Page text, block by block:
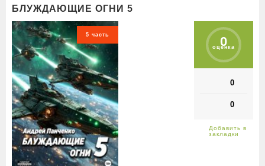
БЛУЖДАЮЩИЕ ОГНИ 5
5 часть 0
оценка
0
0